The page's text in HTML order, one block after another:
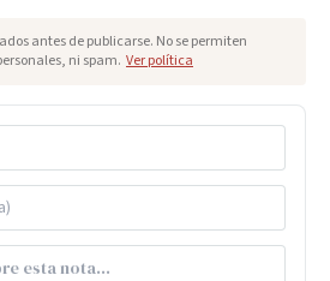
antes de publicarse. No se permiten
ni spam. Ver política